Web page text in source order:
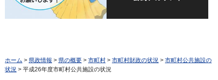
ホーム > 県政情報 > 県の概要 > 市町村 > 市町村財政の状況 > 市町村公共施設の
状況 > 平成26年度市町村公共施設の状況